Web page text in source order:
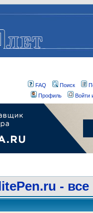
FAQ Поиск
Профиль
Войти
- все